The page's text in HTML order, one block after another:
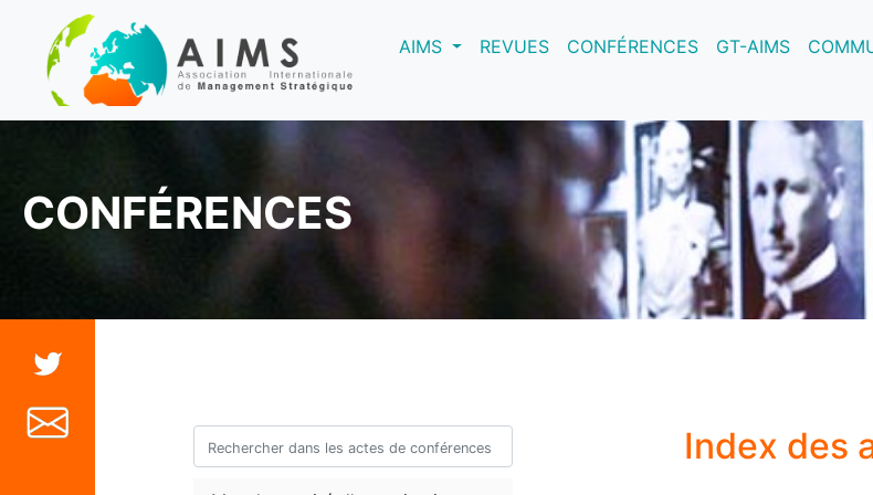
AIMS(current)REVUES CONFÉRENCES GT-AIMS
CONFÉRENCES
Index des